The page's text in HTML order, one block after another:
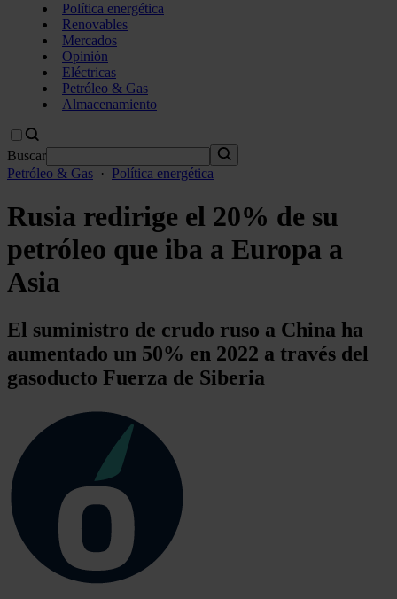
Política energética
Renovables
Mercados
Opinión
Eléctricas
Petróleo & Gas
Almacenamiento
Buscar
Petróleo & Gas · Política energética
Rusia redirige el 20% de su
petróleo que iba a Europa a
Asia
El suministro de crudo ruso a China ha
aumentado un 50% en 2022 a través del
gasoducto Fuerza de Siberia